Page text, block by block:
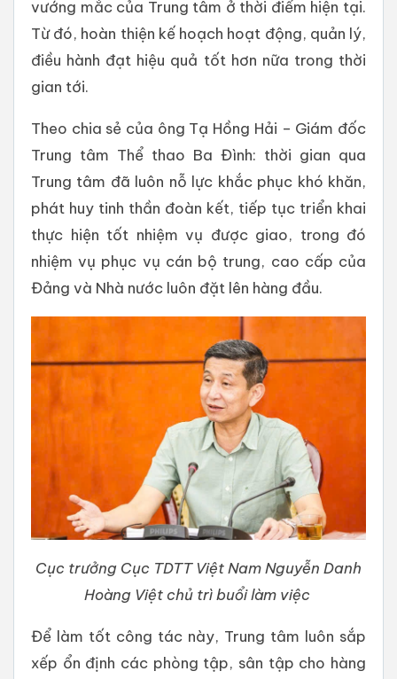
vướng mắc của Trung tâm ở thời điểm hiện tại.
Từ đó, hoàn thiện kế hoạch hoạt động, quản lý,
điều hành đạt hiệu quả tốt hơn nữa trong thời
gian tới.
Theo chia sẻ của ông Tạ Hồng Hải – Giám đốc
Trung tâm Thể thao Ba Đình: thời gian qua
Trung tâm đã luôn nỗ lực khắc phục khó khăn,
phát huy tinh thần đoàn kết, tiếp tục triển khai
thực hiện tốt nhiệm vụ được giao, trong đó
nhiệm vụ phục vụ cán bộ trung, cao cấp của
Đảng và Nhà nước luôn đặt lên hàng đầu.
Cục trưởng Cục TDTT Việt Nam Nguyễn Danh
Hoàng Việt chủ trì buổi làm việc
Để làm tốt công tác này, Trung tâm luôn sắp
xếp ổn định các phòng tập, sân tập cho hàng